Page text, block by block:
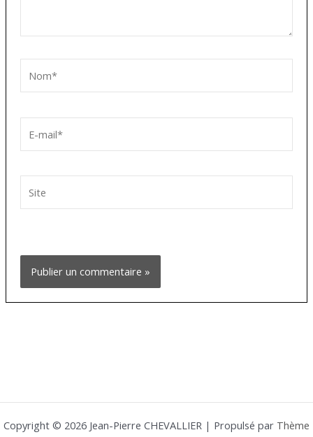
mail*
Copyright © 2026 Jean-Pierre CHEVALLIER | Propulsé par Thème